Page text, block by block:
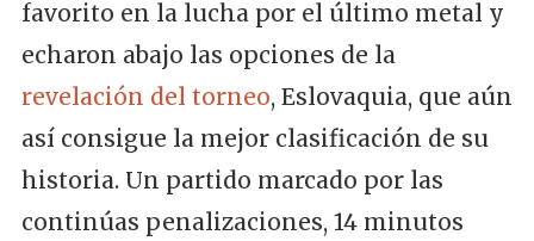
favorito en la lucha por el último metal y
echaron abajo las opciones de la
revelación del torneo, Eslovaquia, que aún
así consigue la mejor clasificación de su
historia. Un partido marcado por las
continúas penalizaciones, 14 minutos